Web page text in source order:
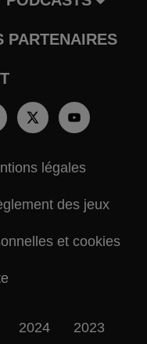
PARTENAIRES
légales
des jeux
et cookies
2024 2023